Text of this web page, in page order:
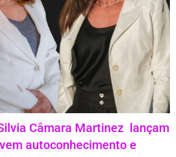
Câmara Martinez lançam
autoconhecimento e